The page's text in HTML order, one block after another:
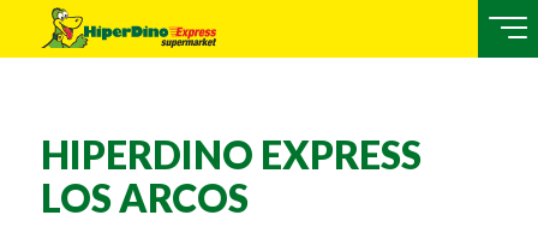
HIPERDINO EXPRESS
LOS ARCOS